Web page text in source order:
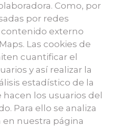
Como, por
por redes
contenido externo
Las cookies de
cuantificar el
y así realizar la
estadístico de la
los usuarios del
Para ello se analiza
en nuestra página